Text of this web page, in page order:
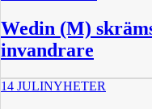
Wedin (M)
invandrare
14 JULINYHETER